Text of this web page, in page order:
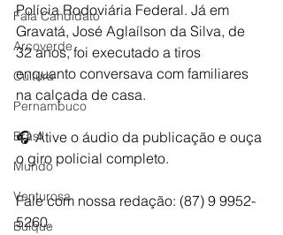
Fala Candidato
Arcoverde
Cultura
Pernambuco
Brasil
Mundo
Venturosa
Buíque
Polícia Rodoviária Federal. Já em
Gravatá, José Aglaílson da Silva, de
32 anos, foi executado a tiros
enquanto conversava com familiares
na calçada de casa.
🎧 Ative o áudio da publicação e ouça
o giro policial completo.
Fale com nossa redação: (87) 9 9952-
5260.